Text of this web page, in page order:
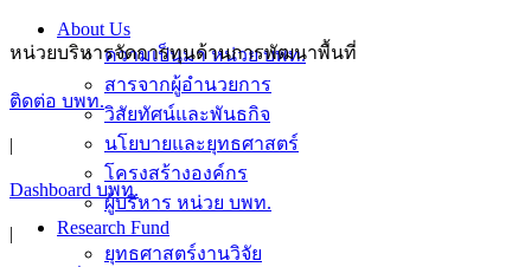
Skip
to
หน่วยบริหารจัดการทุนด้านการพัฒนาพื้นที่
ติดต่อ บพท.
|
Dashboard บพท.
|
About Us
ความเป็นมา หน่วย บพท.
สารจากผู้อำนวยการ
วิสัยทัศน์และพันธกิจ
นโยบายและยุทธศาสตร์
โครงสร้างองค์กร
ผู้บริหาร หน่วย บพท.
Research Fund
ยุทธศาสตร์งานวิจัย